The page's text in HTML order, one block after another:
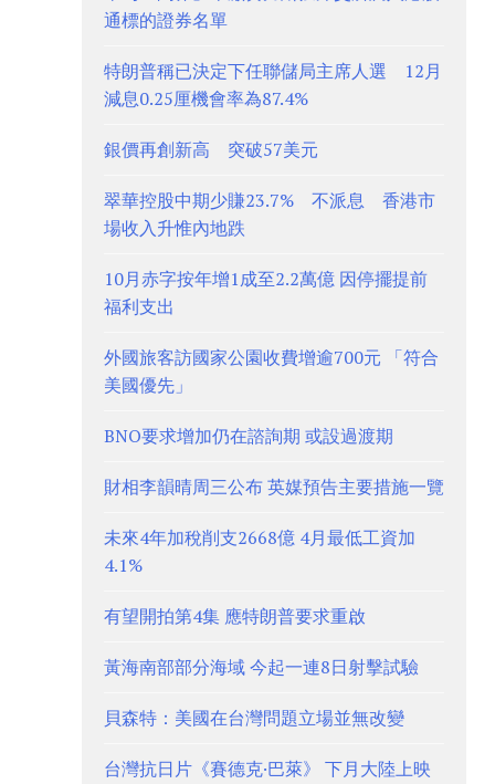
通標的證券名單
特朗普稱已決定下任聯儲局主席人選 12月
減息0.25厘機會率為87.4%
銀價再創新高 突破57美元
翠華控股中期少賺23.7% 不派息 香港市
場收入升惟內地跌
10月赤字按年增1成至2.2萬億 因停擺提前
福利支出
外國旅客訪國家公園收費增逾700元 「符合
美國優先」
BNO要求增加仍在諮詢期 或設過渡期
財相李韻晴周三公布 英媒預告主要措施一覽
未來4年加稅削支2668億 4月最低工資加
4.1%
有望開拍第4集 應特朗普要求重啟
黃海南部部分海域 今起一連8日射擊試驗
貝森特：美國在台灣問題立場並無改變
台灣抗日片《賽德克·巴萊》 下月大陸上映